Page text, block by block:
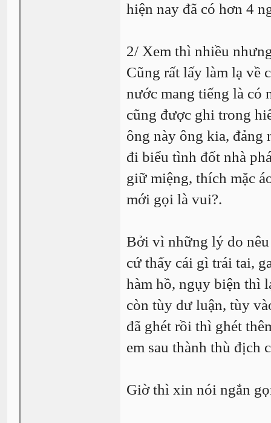
hiện nay đã có hơn 4
2/ Xem thì nhiều
Cũng rất lấy làm lạ về
nước mang tiếng là có
cũng được ghi trong
ông này ông kia, đảng
đi biểu tình đốt nhà
giữ miệng, thích mặc
mới gọi là vui?.
Bởi vì những lý do nêu
cứ thấy cái gì trái tai,
hàm hồ, ngụy biện thì
còn tùy dư luận, tùy
đã ghét rồi thì ghét
em sau thành thù địch
Giờ thì xin nói ngắn